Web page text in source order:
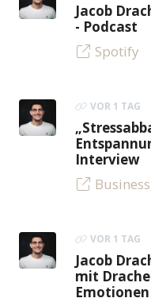
Jacob
- Podcast
Spotify
VOR 1 TAG
Interview
VOR 1 TAG
Jacob
mit